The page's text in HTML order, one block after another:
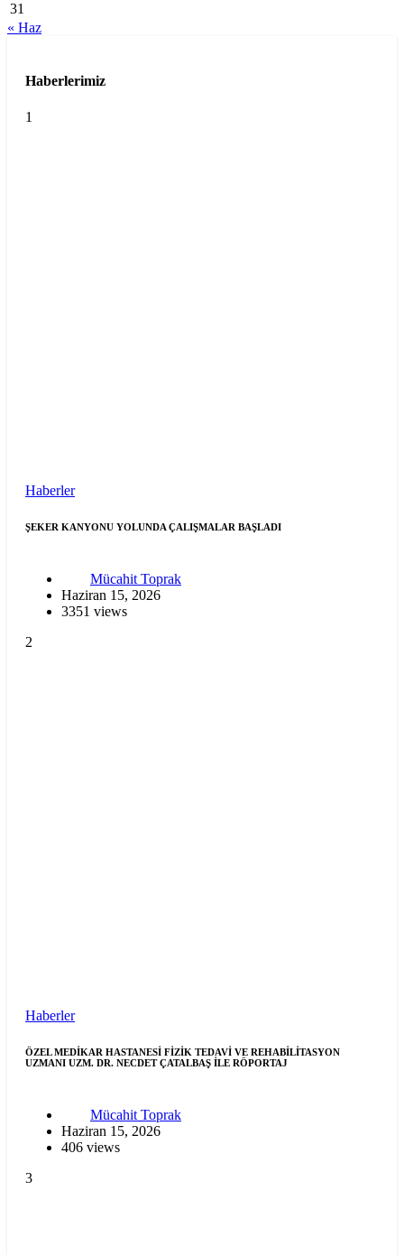
31
« Haz
Haberlerimiz
1
Haberler
ŞEKER KANYONU YOLUNDA ÇALIŞMALAR BAŞLADI
Mücahit Toprak
Haziran 15, 2026
3351 views
2
Haberler
ÖZEL MEDİKAR HASTANESİ FİZİK TEDAVİ VE REHABİLİTASYON
UZMANI UZM. DR. NECDET ÇATALBAŞ İLE RÖPORTAJ
Mücahit Toprak
Haziran 15, 2026
406 views
3